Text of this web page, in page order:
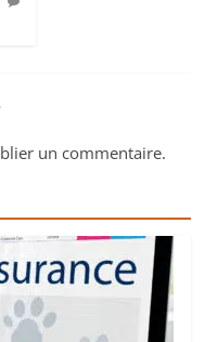
un commentaire.